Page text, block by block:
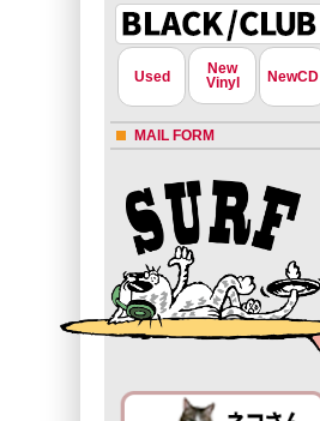
Used
New
Vinyl
NewCD
MAIL FORM